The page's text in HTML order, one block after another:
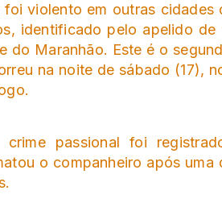
violento em outras
identificado pelo apelido
do Maranhão. Este é o
na noite de sábado (17),
passional foi
o companheiro após